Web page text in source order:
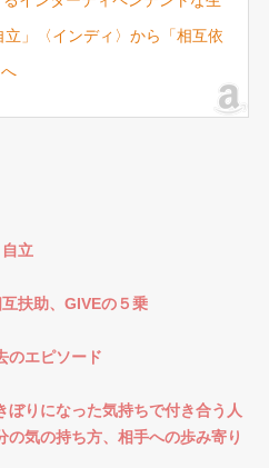
立」〈インディ〉から「相互依
立
扶助、GIVEの５乗
のエピソード
りになった気持ちで付き合う人
の気の持ち方、相手への歩み寄り